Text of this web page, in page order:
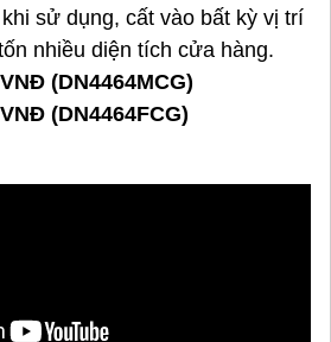
sử dụng, cất vào bất kỳ vị trí
nhiều diện tích cửa hàng.
(DN4464MCG)
(DN4464FCG)